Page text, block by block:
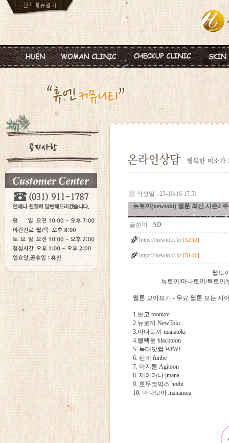
진료안내
진료시간
병원둘러보기
찾아오시는길
피임
월경이상
질염 및 성병
갱년기 및 폐경
여성성형
혈액종합검진
미혼여성검진
초기임신검진
작성일 : 23-10-16 17:51
뉴토끼(newtoki) 웹툰 최신 시즌2
글쓴이 : AD
https://newtoki.kr [5232]
https://newtoki.kr [5141]
웹토
뉴토끼/마나토끼/북토끼
웹툰 모아보기 - 무료 웹툰 보는 사
1.툰코 toonkor
2.뉴토끼 NewToki
3.마나토끼 manatoki
4.블랙툰 blacktoon
5. 늑대닷컴 WfWf
6. 펀비 funbe
7. 아지툰 Agitoon
8. 제이마나 jmana
9. 호두코믹스 hodu
10. 마나모아 manamoa